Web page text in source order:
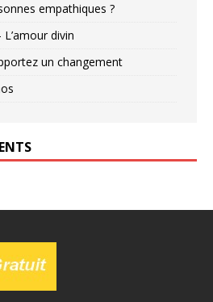
empathiques ?
divin
un changement